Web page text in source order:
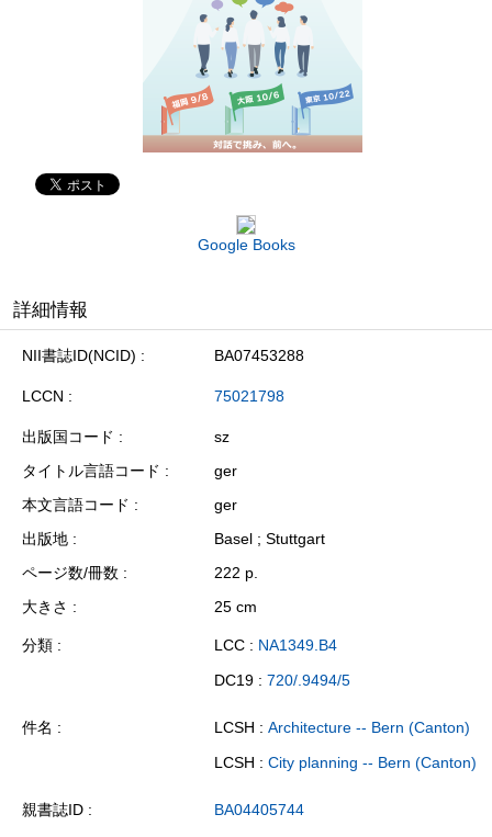
Google Books
詳細情報
NII書誌ID(NCID) BA07453288
LCCN 75021798
出版国コード
sz
タイトル言語コード
ger
本文言語コード
ger
出版地
Basel ; Stuttgart
ページ数/冊数
222 p.
大きさ
25 cm
分類 LCC : NA1349.B4
DC19 : 720/.9494/5
件名 LCSH : Architecture -- Bern (Canton)
LCSH : City planning -- Bern (Canton)
親書誌ID BA04405744